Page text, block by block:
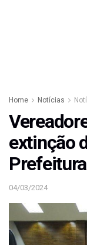
Home Notícias
extinção
Prefeitura
04/03/2024